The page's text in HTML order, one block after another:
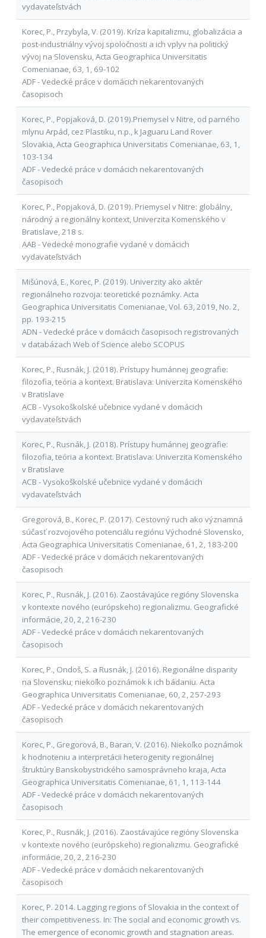
vydavateľstvách
Korec, P., Przybyla, V. (2019). Kríza kapitalizmu, globalizácia a
post-industriálny vývoj spoločnosti a ich vplyv na politický
vývoj na Slovensku, Acta Geographica Universitatis
Comenianae, 63, 1, 69-102
ADF - Vedecké práce v domácich nekarentovaných
časopisoch
Korec, P., Popjaková, D. (2019).Priemysel v Nitre, od parného
mlynu Arpád, cez Plastiku, n.p., k Jaguaru Land Rover
Slovakia, Acta Geographica Universitatis Comenianae, 63, 1,
103-134
ADF - Vedecké práce v domácich nekarentovaných
časopisoch
Korec, P., Popjaková, D. (2019). Priemysel v Nitre: globálny,
národný a regionálny kontext, Univerzita Komenského v
Bratislave, 218 s.
AAB - Vedecké monografie vydané v domácich
vydavateľstvách
Mišúnová, E., Korec, P. (2019). Univerzity ako aktér
regionálneho rozvoja: teoretické poznámky. Acta
Geographica Universitatis Comenianae, Vol. 63, 2019, No. 2,
pp. 193-215
ADN - Vedecké práce v domácich časopisoch registrovaných
v databázach Web of Science alebo SCOPUS
Korec, P., Rusnák, J. (2018). Prístupy humánnej geografie:
filozofia, teória a kontext. Bratislava: Univerzita Komenského
v Bratislave
ACB - Vysokoškolské učebnice vydané v domácich
vydavateľstvách
Korec, P., Rusnák, J. (2018). Prístupy humánnej geografie:
filozofia, teória a kontext. Bratislava: Univerzita Komenského
v Bratislave
ACB - Vysokoškolské učebnice vydané v domácich
vydavateľstvách
Gregorová, B., Korec, P. (2017). Cestovný ruch ako významná
súčasť rozvojového potenciálu regiónu Východné Slovensko,
Acta Geographica Universitatis Comenianae, 61, 2, 183-200
ADF - Vedecké práce v domácich nekarentovaných
časopisoch
Korec, P., Rusnák, J. (2016). Zaostávajúce regióny Slovenska
v kontexte nového (európskeho) regionalizmu. Geografické
informácie, 20, 2, 216-230
ADF - Vedecké práce v domácich nekarentovaných
časopisoch
Korec, P., Ondoš, S. a Rusnák, J. (2016). Regionálne disparity
na Slovensku; niekoľko poznámok k ich bádaniu. Acta
Geographica Universitatis Comenianae, 60, 2, 257-293
ADF - Vedecké práce v domácich nekarentovaných
časopisoch
Korec, P., Gregorová, B., Baran, V. (2016). Niekoľko poznámok
k hodnoteniu a interpretácii heterogenity regionálnej
štruktúry Banskobystrického samosprávneho kraja, Acta
Geographica Universitatis Comenianae, 61, 1, 113-144
ADF - Vedecké práce v domácich nekarentovaných
časopisoch
Korec, P., Rusnák, J. (2016). Zaostávajúce regióny Slovenska
v kontexte nového (európskeho) regionalizmu. Geografické
informácie, 20, 2, 216-230
ADF - Vedecké práce v domácich nekarentovaných
časopisoch
Korec, P. 2014. Lagging regions of Slovakia in the context of
their competitiveness. In: The social and economic growth vs.
The emergence of economic growth and stagnation areas.